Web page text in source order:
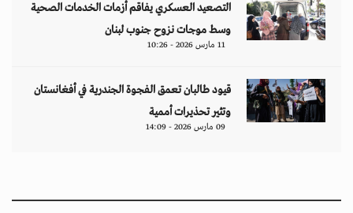
التصعيد العسكري يفاقم أزمات الخدمات الصحية
وسط موجات نزوح جنوب لبنان
11 مارس 2026 - 10:26
قيود طالبان تعمق الفجوة الجندرية في أفغانستان
وتثير تحذيرات أممية
09 مارس 2026 - 14:09